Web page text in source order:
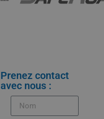
Prenez contact
avec nous :